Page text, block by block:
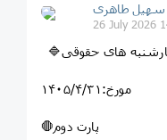
26 July 2026
های حقوقی
مورخ:۱۴۰۵/۴/۳۱
🛑پارت دوم